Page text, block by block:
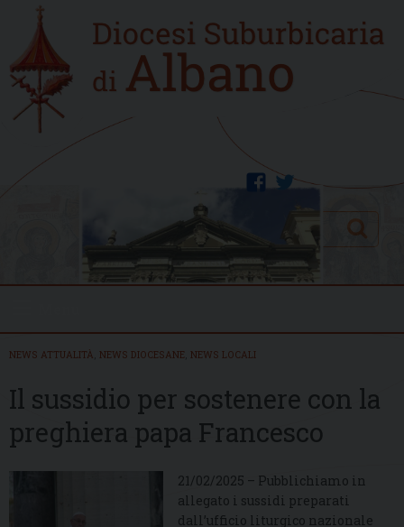
content
Home
new
twitter
facebook
Search
NEWS ATTUALITÀ NEWS DIOCESANE NEWS LOCALI
Il sussidio per sostenere con la
preghiera papa Francesco
21/02/2025 – Pubblichiamo in
allegato i sussidi preparati
dall’ufficio liturgico nazionale